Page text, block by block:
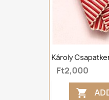
Károly
Ft2,000
